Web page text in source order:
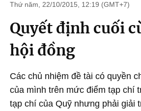
Thứ năm, 22/10/2015, 12:19 (GMT+7)
Quyết định cuối
hội đồng
Các chủ nhiệm đề tài có quyền
của mình trên mức điểm tạp chí
tạp chí của Quỹ nhưng phải giải